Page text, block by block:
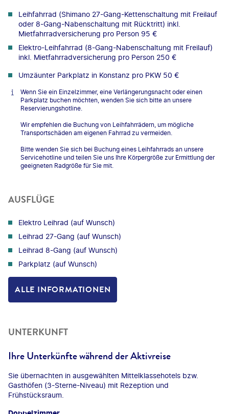
Leihfahrrad (Shimano 27-Gang-Kettenschaltung mit Freilauf
oder 8-Gang-Nabenschaltung mit Rücktritt) inkl.
Mietfahrradversicherung pro Person 95 €
Elektro-Leihfahrrad (8-Gang-Nabenschaltung mit Freilauf)
inkl. Mietfahrradversicherung pro Person 250 €
Umzäunter Parkplatz in Konstanz pro PKW 50 €
Wenn Sie ein Einzelzimmer, eine Verlängerungsnacht oder einen
Parkplatz buchen möchten, wenden Sie sich bitte an unsere
Reservierungshotline.
Wir empfehlen die Buchung von Leihfahrrädern, um mögliche
Transportschäden am eigenen Fahrrad zu vermeiden.
Bitte wenden Sie sich bei Buchung eines Leihfahrrads an unsere
Servicehotline und teilen Sie uns Ihre Körpergröße zur Ermittlung der
geeigneten Radgröße für Sie mit.
AUSFLÜGE
Elektro Leihrad (auf Wunsch)
Leihrad 27-Gang (auf Wunsch)
Leihrad 8-Gang (auf Wunsch)
Parkplatz (auf Wunsch)
ALLE INFORMATIONEN
UNTERKUNFT
Ihre Unterkünfte während der Aktivreise
Sie übernachten in ausgewählten Mittelklassehotels bzw.
Gasthöfen (3-Sterne-Niveau) mit Rezeption und
Frühstücksraum.